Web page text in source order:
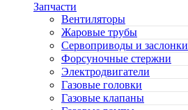
Запчасти
Вентиляторы
Жаровые трубы
Сервоприводы и заслонки
Форсуночные стержни
Электродвигатели
Газовые головки
Газовые клапаны